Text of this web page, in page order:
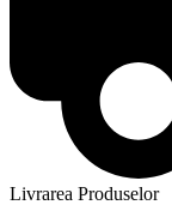
Livrarea Produselor